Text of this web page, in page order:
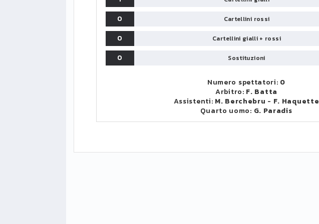
0
Cartellini rossi
0
Cartellini gialli + rossi
0
Sostituzioni
Numero spettatori: 0
Arbitro: F. Batta
Assistenti: M. Berchebru - F. Haquette
Quarto uomo: G. Paradis